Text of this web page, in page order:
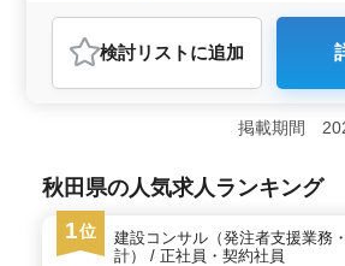
おすすめポイント
長期で安定して働ける環境です 能代
所での税理士補助業務の募集です。
制や日曜・祝日休み、長期休暇がしっ
も活躍中の職場で、長期勤務を希望す
す。 経験者優遇で安心スタートで
や会計データの入力・照合、決算・
ど、会計事務所での実務経験が活かせ
検討リスト に追加
掲載期間
秋田県の人気求人ランキング
1位
建設コンサル（発注者支援業務
計） / 正社員・契約社員